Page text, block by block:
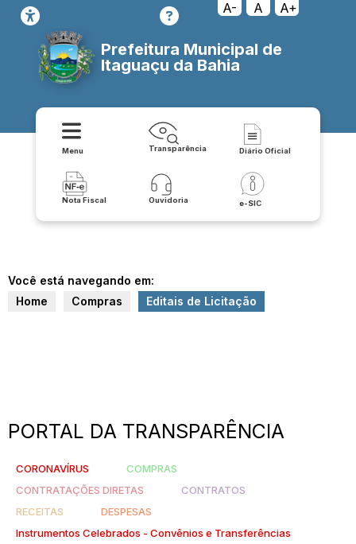
A- A A+
Prefeitura Municipal de
Itaguaçu da Bahia
Menu Transparência Diário Oficial
Nota Fiscal Ouvidoria e-SIC
Você está navegando em:
Home
Compras Editais de Licitação
PORTAL DA TRANSPARÊNCIA
CORONAVÍRUS
COMPRAS
CONTRATAÇÕES DIRETAS
CONTRATOS
RECEITAS
DESPESAS
Instrumentos Celebrados - Convênios e Transferências